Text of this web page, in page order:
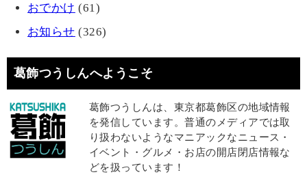
おでかけ (61)
お知らせ (326)
葛飾つうしんへようこそ
葛飾つうしんは、東京都葛飾区の地域情報
を発信しています。普通のメディアでは取
り扱わないようなマニアックなニュース・
イベント・グルメ・お店の開店閉店情報な
どを扱っています！